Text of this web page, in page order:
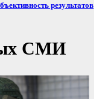
результатов